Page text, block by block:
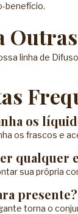
benefício.
linha de
os
os frascos e
qualquer
sua própria
presente?
torna o